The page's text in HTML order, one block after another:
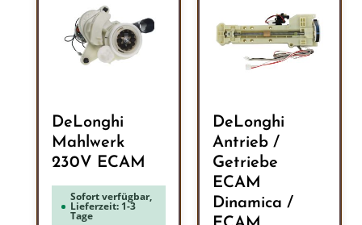
DeLonghi
Mahlwerk
230V ECAM
Sofort verfügbar,
Lieferzeit: 1-3
Tage
DeLonghi
Antrieb /
Getriebe
ECAM
Dinamica /